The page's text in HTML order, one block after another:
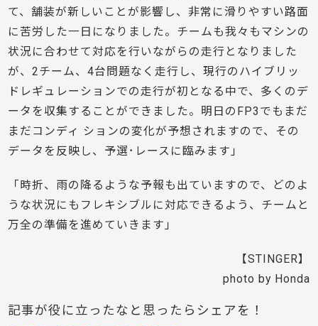
て、舗装が新しいことが影響し、非常に滑りやすい路面
に苦労した一日になりました。チームも我々もマシンの
状況に合わせて対応を行いながらの走行となりました
が、2チーム、4台問題なく走行し、現行のハイブリッ
ドレギュレーションでの走行が初となる中で、多くのデ
ータを収集することができました。明日のFP3でもまだ
まだコンディ ションの変化が予想されますので、その
データを反映し、予選･レースに臨みます」
「時折、雨の降るような予報も出ていますので、どのよ
うな状況にもフレキシブルに対応できるよう、チームと
万全の準備を進めていきます」
【STINGER】
photo by Honda
記事が役に立ったなと思ったらシェアを！